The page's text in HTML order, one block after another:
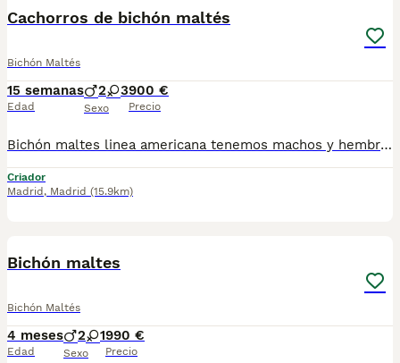
Cachorros de bichón maltés
Bichón Maltés
15 semanas
Edad
2 3
Sexo
900 €
Precio
Bichón maltes linea americana tenemos machos y hembras ,distintos colores Nuestros cachorros nacen y crecen en un ambiente familiar ,sin jaulas ,con un respeto y exclusiva cria,somos respetuosos con el tiempo de destete ,cada cachorro necesita su tiempo.. Destetamos con un pienso de alta calidad , Cachorros revisados ,desde el nacimiento ,hasta la entrega por un veterinario competente ,buscando siempre el bienestar de nuestros animales.. Sociabilizados y equilibrados tanto padres como cachorros Se entregan con todo el protocolo veterinario legal,y garantías por escrito completas.. Tenemos servicio de entrega personalizado a cualquier punto de España,directo.. El precio puede cambiar tanto en sexo como en características del cachorro. Dejanos tú teléfono y te mandamos toda la información fotos y vídeos ..
Criador
Madrid , Madrid (15.9km)
Bichón maltes
Bichón Maltés
4 meses
Edad
2 1
Sexo
990 €
Precio